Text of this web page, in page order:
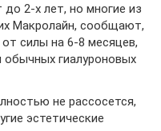
2-х лет, но многие из
Макролайн, сообщают,
силы на 6-8 месяцев,
обычных гиалуроновых
не рассосется,
эстетические